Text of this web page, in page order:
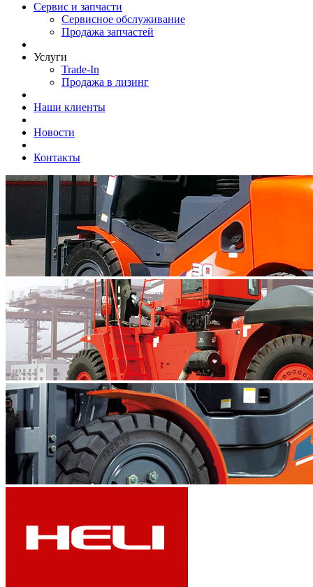
Сервис и запчасти
Сервисное обслуживание
Продажа запчастей
Услуги
Trade-In
Продажа в лизинг
Наши клиенты
Новости
Контакты